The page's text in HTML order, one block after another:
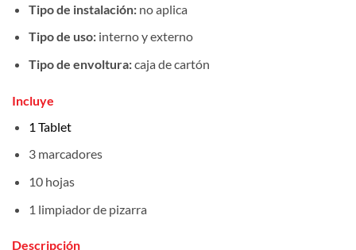
Tipo de instalación:no aplica
Tipo de uso:interno y externo
Tipo de envoltura:caja de cartón
Incluye
1 Tablet
3 marcadores
10 hojas
1 limpiador de pizarra
Descripción